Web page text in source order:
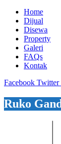
Home
Dijual
Disewa
Property
Galeri
FAQs
Kontak
Facebook Twitter
Ruko